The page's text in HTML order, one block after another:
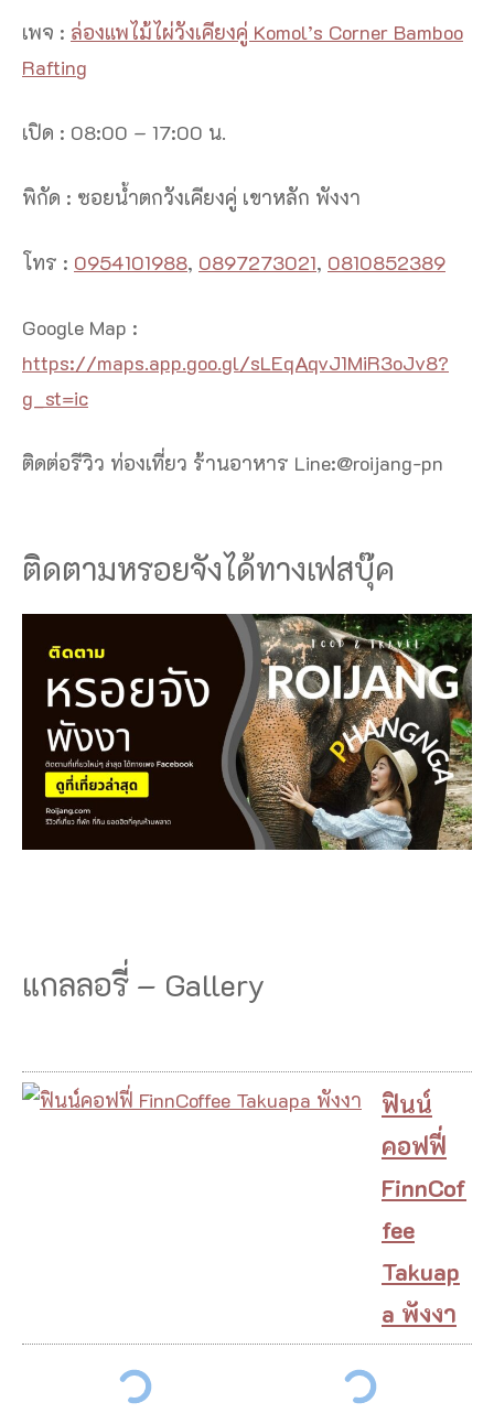
เพจ : ล่องแพไม้ไผ่วังเคียงคู่ Komol’s Corner Bamboo
Rafting
เปิด : 08:00 – 17:00 น.
พิกัด : ซอยน้ำตกวังเคียงคู่ เขาหลัก พังงา
โทร : 0954101988, 0897273021, 0810852389
Google Map :
https://maps.app.goo.gl/sLEqAqvJ1MiR3oJv8?
g_st=ic
ติดต่อรีวิว ท่องเที่ยว ร้านอาหาร Line:@roijang-pn
ติดตามหรอยจังได้ทางเฟสบุ๊ค
แกลลอรี่ – Gallery
ฟินน์
คอฟฟี่
FinnCof
fee
Takuap
a พังงา